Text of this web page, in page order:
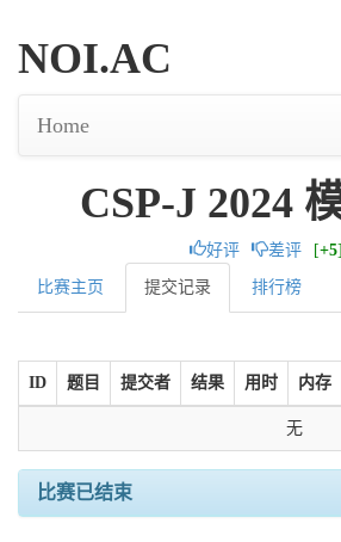
NOI.AC
Home
CSP-J 2024
好评 差评 [+5]
比赛主页 提交记录 排行榜
ID 题目 提交者 结果 用时 内存
无
比赛已结束